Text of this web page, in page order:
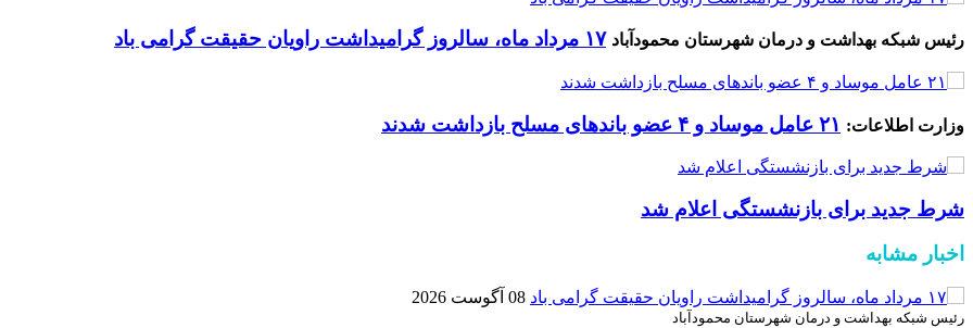
رئیس شبکه بهداشت و درمان شهرستان محمودآباد ۱۷ مرداد ماه، سالروز گرامیداشت راویان حقیقت گرامی باد
وزارت اطلاعات: ۲۱ عامل موساد و ۴ عضو باند‌های مسلح بازداشت شدند
شرط جدید برای بازنشستگی اعلام شد
اخبار مشابه
08 آگوست 2026
رئیس شبکه بهداشت و درمان شهرستان محمودآباد